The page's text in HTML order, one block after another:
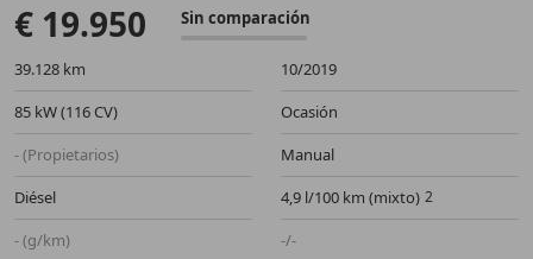
€ 19.950 Sin comparación
39.128 km
10/2019
85 kW (116 CV)
Ocasión
- (Propietarios)
Manual
Diésel
4,9 l/100 km (mixto)
- (g/km)
-/-